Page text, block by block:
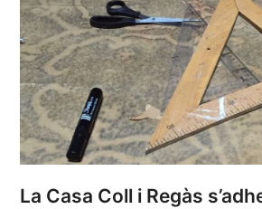
La Casa Coll i Regàs